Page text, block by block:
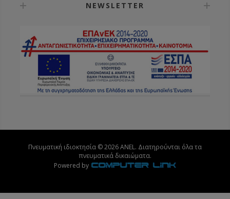
NEWSLETTER
Πνευματική ιδιοκτησία © 2026 ANEL. Διατηρούνται όλα τα
πνευματικά δικαιώματα.
Powered by